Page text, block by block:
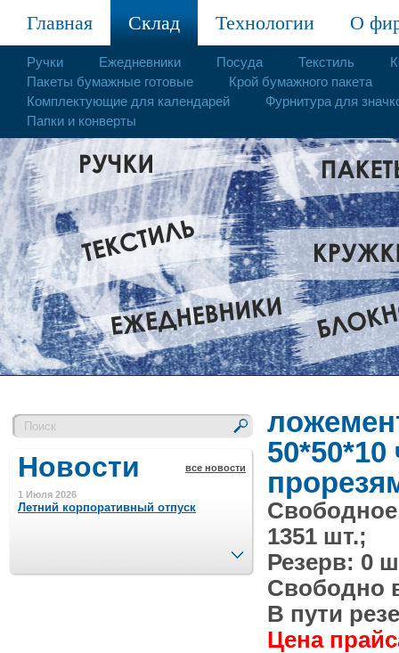
Главная Склад Технологии О
Ручки Ежедневники Посуда Текстиль
Пакеты бумажные готовые
Крой бумажного пакета
Комплектующие для календарей
Фурнитура для
Папки и конверты
Новости все новости
1 Июля 2026
Летний корпоративный отпуск
Минимальная сумма заказа 5000 р.
След.
1351 шт.;
Резерв: 0
Свободно
В пути
Цена